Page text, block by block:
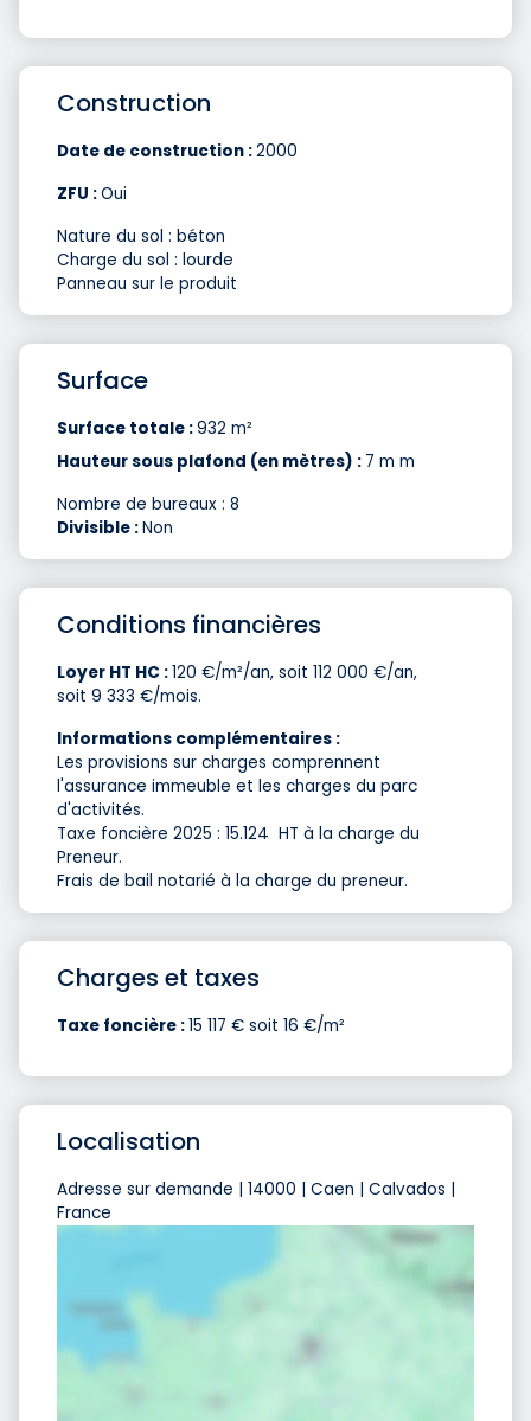
Construction
Date de construction :2000
ZFU :Oui
Nature du sol : béton
Charge du sol : lourde
Panneau sur le produit
Surface
Surface totale :932 m²
Hauteur sous plafond (en mètres) : 7 m m
Nombre de bureaux : 8
Divisible :Non
Conditions financières
Loyer HT HC :120 €/m²/an, soit 112 000 €/an,
soit 9 333 €/mois.
Informations complémentaires :
Les provisions sur charges comprennent
l'assurance immeuble et les charges du parc
d'activités.
Taxe foncière 2025 : 15.124  HT à la charge du
Preneur.
Frais de bail notarié à la charge du preneur.
Charges et taxes
Taxe foncière :15 117 € soit 16 €/m²
Localisation
Adresse sur demande | 14000 | Caen | Calvados |
France